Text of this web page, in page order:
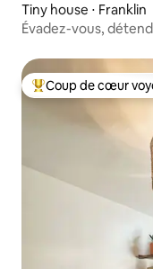
Tiny house ⋅ Franklin
Évadez-vous,
Coups de cœur
Coup de cœur